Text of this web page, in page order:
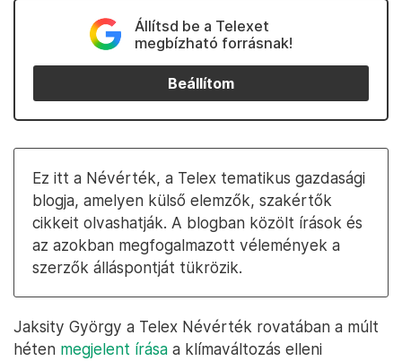
Állítsd be a Telexet
megbízható forrásnak!
Beállítom
Ez itt a Névérték, a Telex tematikus gazdasági
blogja, amelyen külső elemzők, szakértők
cikkeit olvashatják. A blogban közölt írások és
az azokban megfogalmazott vélemények a
szerzők álláspontját tükrözik.
Jaksity György a Telex Névérték rovatában a múlt
héten megjelent írása a klímaváltozás elleni